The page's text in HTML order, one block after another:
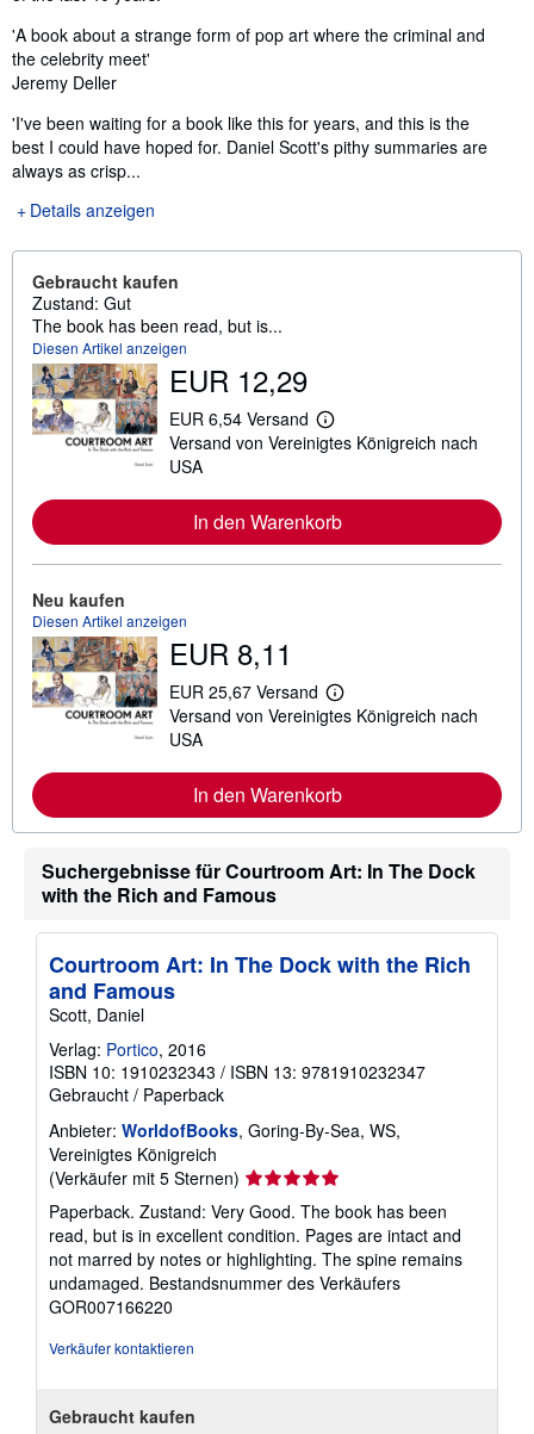
'A book about a strange form of pop art where the criminal and
the celebrity meet'
Jeremy Deller
'I've been waiting for a book like this for years, and this is the
best I could have hoped for. Daniel Scott's pithy summaries are
always as crisp...
Details anzeigen
Gebraucht kaufen
Zustand: Gut
The book has been read, but is...
Diesen Artikel anzeigen
EUR 12,29
EUR 6,54 Versand
W
e
e
r
e
n
i
o
n
z
u
V
e
s
o
Versand von Vereinigtes Königreich nach
USA
In den Warenkorb
Neu kaufen
Diesen Artikel anzeigen
EUR 8,11
EUR 25,67 Versand
W
e
e
r
e
f
o
a
u
r
n
k
o
s
t
e
Versand von Vereinigtes Königreich nach
USA
In den Warenkorb
Suchergebnisse für Courtroom Art: In The Dock
with the Rich and Famous
Courtroom Art: In The Dock with the Rich
and Famous
Scott, Daniel
Verlag: Portico, 2016
ISBN 10: 1910232343 / ISBN 13: 9781910232347
Gebraucht / Paperback
Anbieter: WorldofBooks, Goring-By-Sea, WS,
Vereinigtes Königreich
(Verkäufer mit 5 Sternen) Verkäuferbewertung
5
von
5
Sternen
Paperback. Zustand: Very Good. The book has been
read, but is in excellent condition. Pages are intact and
not marred by notes or highlighting. The spine remains
undamaged. Bestandsnummer des Verkäufers
GOR007166220
Verkäufer kontaktieren
Gebraucht kaufen